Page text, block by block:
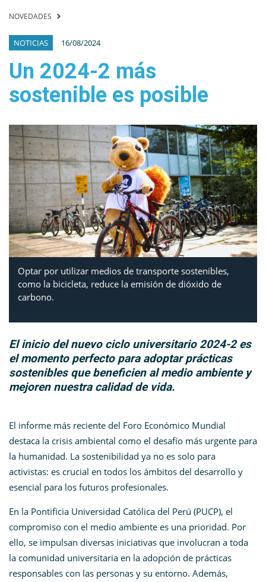
NOVEDADES
NOTICIAS 16/08/2024
Un 2024-2 más
sostenible es posible
Optar por utilizar medios de transporte sostenibles,
como la bicicleta, reduce la emisión de dióxido de
carbono.
El inicio del nuevo ciclo universitario 2024-2 es
el momento perfecto para adoptar prácticas
sostenibles que beneficien al medio ambiente y
mejoren nuestra calidad de vida.
El informe más reciente del Foro Económico Mundial
destaca la crisis ambiental como el desafío más urgente para
la humanidad. La sostenibilidad ya no es solo para
activistas: es crucial en todos los ámbitos del desarrollo y
esencial para los futuros profesionales.
En la Pontificia Universidad Católica del Perú (PUCP), el
compromiso con el medio ambiente es una prioridad. Por
ello, se impulsan diversas iniciativas que involucran a toda
la comunidad universitaria en la adopción de prácticas
responsables con las personas y su entorno. Además,